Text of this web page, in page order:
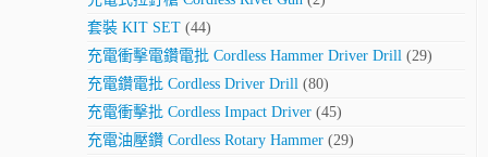
套裝 KIT SET (44)
充電衝擊電鑽電批 Cordless Hammer Driver Drill (29)
充電鑽電批 Cordless Driver Drill (80)
充電衝擊批 Cordless Impact Driver (45)
充電油壓鑽 Cordless Rotary Hammer (29)